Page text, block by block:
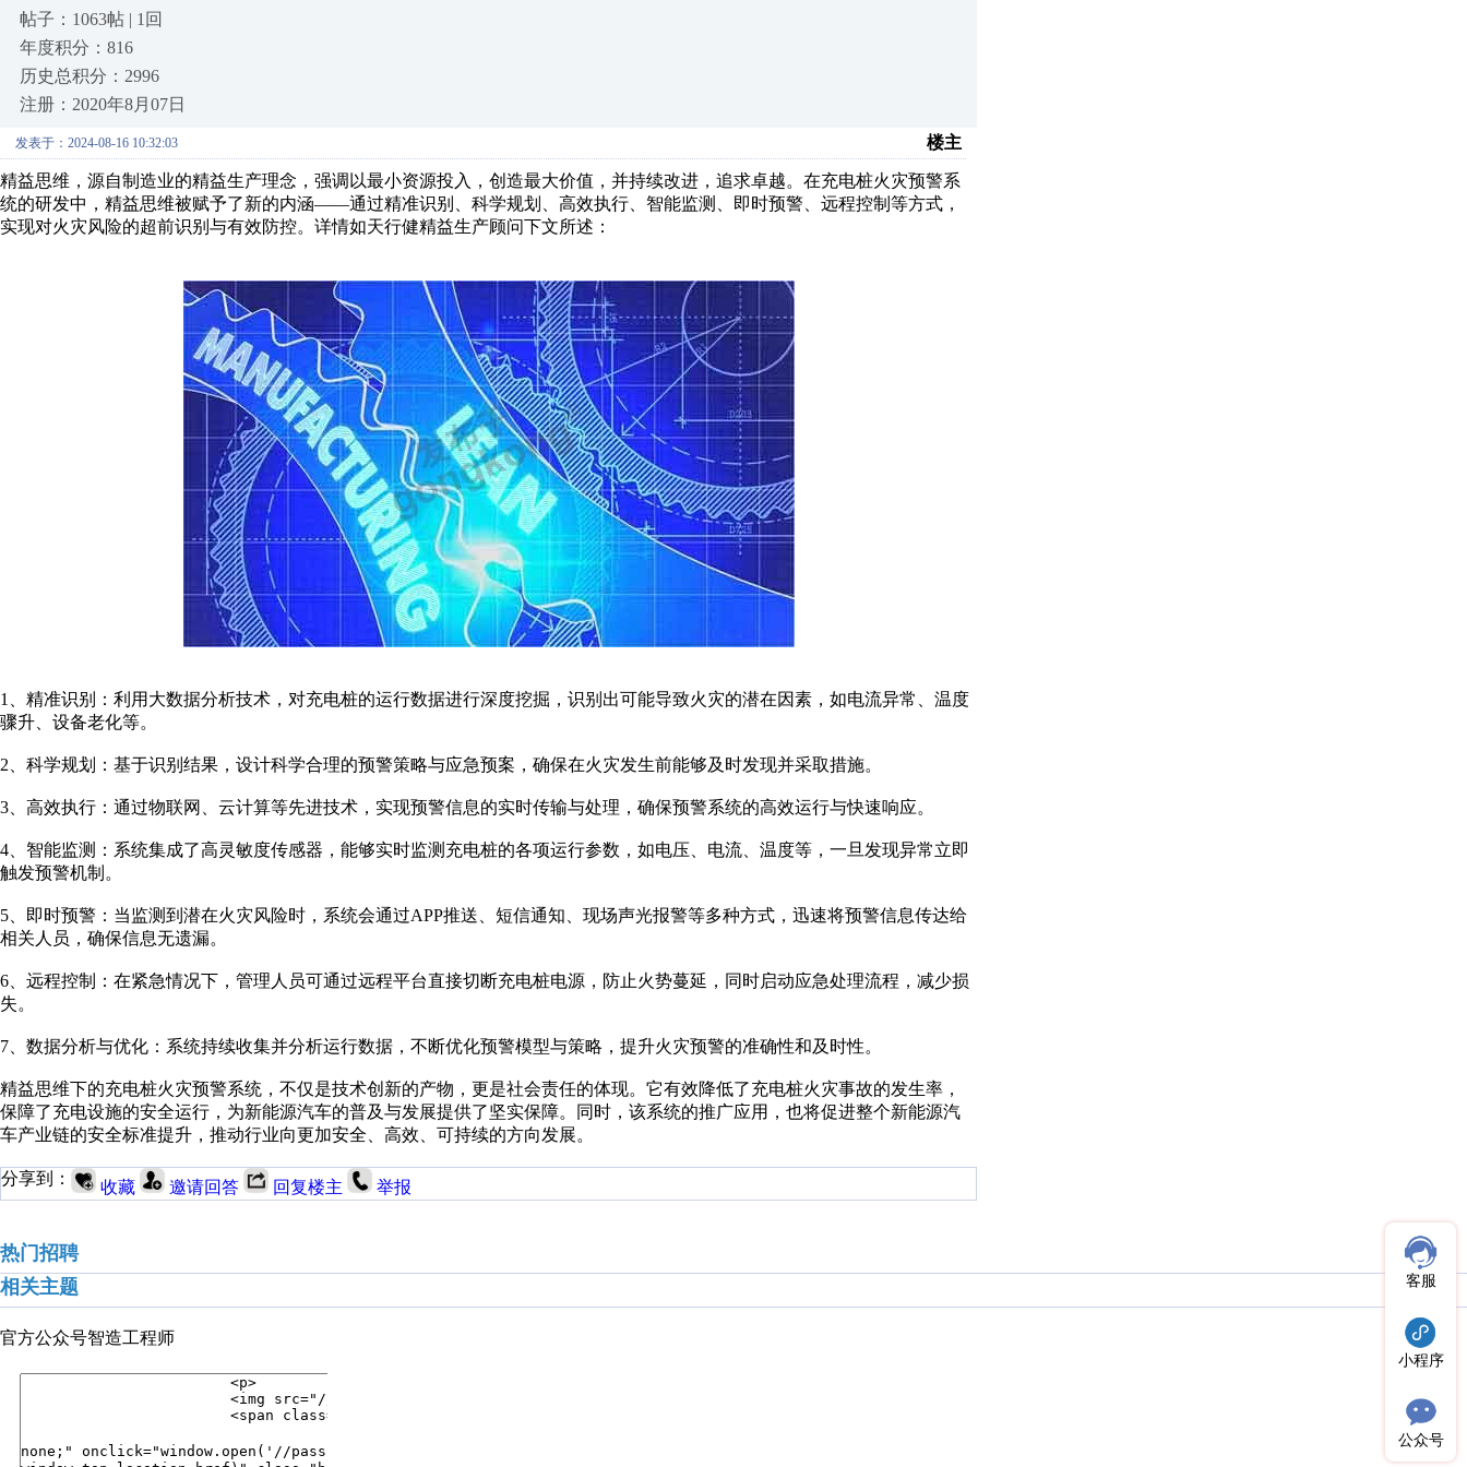
帖子：1063帖 | 1回
年度积分：816
历史总积分：2996
注册：2020年8月07日
发表于：2024-08-16 10:32:03 楼主
精益思维，源自制造业的精益生产理念，强调以最小资源投入，创造最大价值，并持续改进，追求卓越。在充电桩火灾预警系
统的研发中，精益思维被赋予了新的内涵——通过精准识别、科学规划、高效执行、智能监测、即时预警、远程控制等方式，
实现对火灾风险的超前识别与有效防控。详情如天行健精益生产顾问下文所述：
1、精准识别：利用大数据分析技术，对充电桩的运行数据进行深度挖掘，识别出可能导致火灾的潜在因素，如电流异常、温度
骤升、设备老化等。
2、科学规划：基于识别结果，设计科学合理的预警策略与应急预案，确保在火灾发生前能够及时发现并采取措施。
3、高效执行：通过物联网、云计算等先进技术，实现预警信息的实时传输与处理，确保预警系统的高效运行与快速响应。
4、智能监测：系统集成了高灵敏度传感器，能够实时监测充电桩的各项运行参数，如电压、电流、温度等，一旦发现异常立即
触发预警机制。
5、即时预警：当监测到潜在火灾风险时，系统会通过APP推送、短信通知、现场声光报警等多种方式，迅速将预警信息传达给
相关人员，确保信息无遗漏。
6、远程控制：在紧急情况下，管理人员可通过远程平台直接切断充电桩电源，防止火势蔓延，同时启动应急处理流程，减少损
失。
7、数据分析与优化：系统持续收集并分析运行数据，不断优化预警模型与策略，提升火灾预警的准确性和及时性。
精益思维下的充电桩火灾预警系统，不仅是技术创新的产物，更是社会责任的体现。它有效降低了充电桩火灾事故的发生率，
保障了充电设施的安全运行，为新能源汽车的普及与发展提供了坚实保障。同时，该系统的推广应用，也将促进整个新能源汽
车产业链的安全标准提升，推动行业向更加安全、高效、可持续的方向发展。
分享到： 收藏 邀请回答 回复楼主 举报
热门招聘
相关主题
官方公众号智造工程师
客服
小程序
公众号